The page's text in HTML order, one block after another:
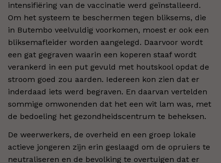
intensifiëring van de vaccinatie werd geïnstalleerd.
Om het systeem te beschermen tegen bliksems, die
in Butembo veelvuldig voorkomen, moest er ook een
bliksemafleider worden aangelegd. Daarvoor wordt
een gat gegraven waarin een koperen staaf wordt
verankerd in een put gevuld met houtskool opdat de
stroom goed zou aarden. Iedereen kon zien dat er
inderdaad iets werd begraven. En daarvan vertelden
sommige omwonenden dat het een wit lam was, met
de bedoeling het gezondheidscentrum te beheksen.
De weerwerkers, de overheid en een groep lokale
actieve jongeren zijn erin geslaagd om de opruiers te
neutraliseren en de bevolking te overtuigen dat er